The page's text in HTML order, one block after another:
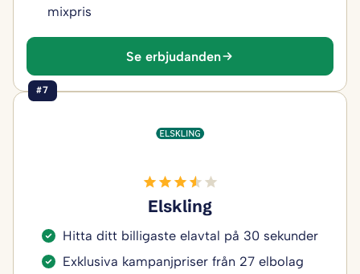
mixpris
Se erbjudanden
#7
Elskling
Hitta ditt billigaste elavtal på 30 sekunder
Exklusiva kampanjpriser från 27 elbolag